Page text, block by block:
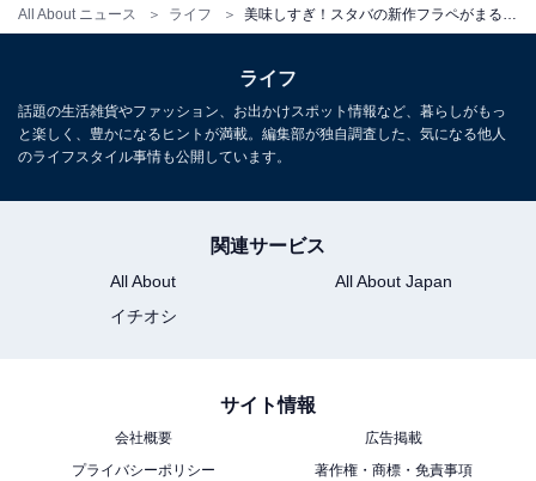
All About ニュース ライフ
を楽しめるように少量のショートブレッドを混ぜ込んで
いるとのこと。さらにスポンジケーキソースには、スポ
そんな素材へのこだわりのおかげで、まるでショートケ
ライフ
話題の生活雑貨やファッション、お出かけスポット情報など、暮らしがもっ
と楽しく、豊かになるヒントが満載。編集部が独自調査した、気になる他人
のライフスタイル事情も公開しています。
関連サービス
All About
All About Japan
イチオシ
サイト情報
会社概要
広告掲載
プライバシーポリシー
著作権・商標・免責事項